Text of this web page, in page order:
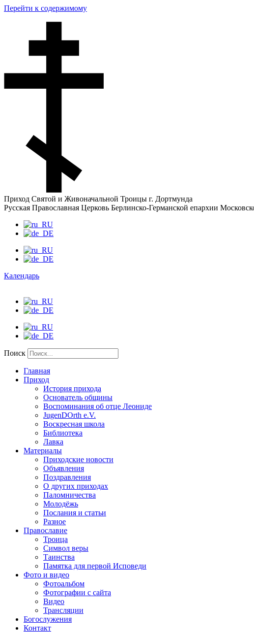
Перейти к содержимому
Приход Святой и Живоначальной Троицы г. Дортмунда
Русская Православная Церковь Берлинско-Германской епархии
Календарь
Поиск
Главная
Приход
История прихода
Основатель общины
Воспоминания об отце Леониде
JugenDOrth e.V.
Воскресная школа
Библиотека
Лавка
Материалы
Приходские новости
Объявления
Поздравления
О других приходах
Паломничества
Молодёжь
Послания и статьи
Разное
Православие
Троица
Символ веры
Таинства
Памятка для первой Исповеди
Фото и видео
Фотоальбом
Фотографии с сайта
Видео
Трансляции
Богослужения
Контакт